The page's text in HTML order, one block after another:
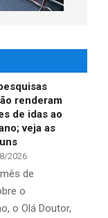
renderam
de idas ao
veja as
2026
de
o
o Olá Doutor,